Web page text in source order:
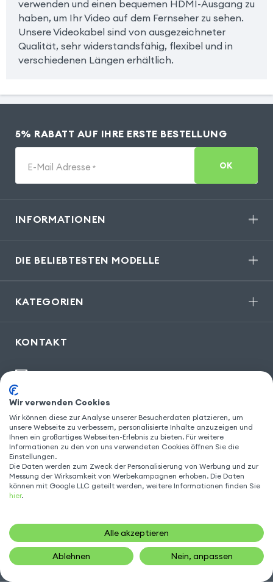
verwenden und einen bequemen HDMI-Ausgang zu
haben, um Ihr Video auf dem Fernseher zu sehen.
Unsere Videokabel sind von ausgezeichneter
Qualität, sehr widerstandsfähig, flexibel und in
verschiedenen Längen erhältlich.
5% RABATT AUF IHRE ERSTE BESTELLUNG
E-Mail Adresse * OK
INFORMATIONEN
DIE BELIEBTESTEN MODELLE
KATEGORIEN
KONTAKT
kontakt@gsm55.de
30, bis rue Girard
FOLGEN SIE UNS
Wir verwenden Cookies
Wir können diese zur Analyse unserer Besucherdaten platzieren, um
unsere Webseite zu verbessern, personalisierte Inhalte anzuzeigen und
Ihnen ein großartiges Webseiten-Erlebnis zu bieten. Für weitere
Informationen zu den von uns verwendeten Cookies öffnen Sie die
Einstellungen.
Die Daten werden zum Zweck der Personalisierung von Werbung und zur
Messung der Wirksamkeit von Werbekampagnen erhoben. Die Daten
können mit Google LLC geteilt werden, weitere Informationen finden Sie
hier.
Alle akzeptieren
Ablehnen Nein, anpassen